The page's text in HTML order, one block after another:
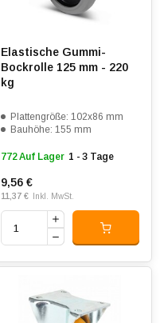
Elastische Gummi-
Bockrolle 125 mm - 220
kg
Plattengröße: 102x86 mm
Bauhöhe: 155 mm
772 Auf Lager 1 - 3 Tage
9,56 €
11,37 € Inkl. MwSt.